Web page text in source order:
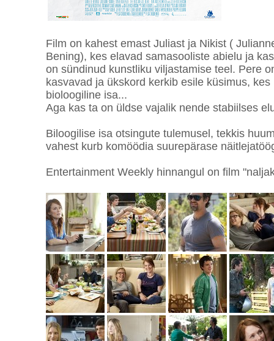
Film on kahest emast Juliast ja Nikist (
Bening), kes elavad samasooliste abielu ja
on sündinud kunstliku viljastamise teel. Pere
kasvavad ja ükskord kerkib esile küsimus,
bioloogiline isa...
Aga kas ta on üldse vajalik nende stabiilses
Biloogilise isa otsingute tulemusel, tekkis
vahest kurb komöödia suurepärase
Entertainment Weekly hinnangul on film